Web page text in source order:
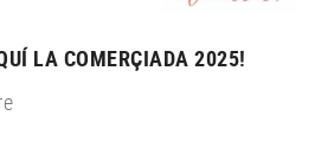
LA COMERÇIADA 2025!